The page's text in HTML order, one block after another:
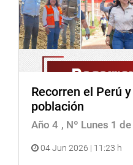
Recorren el Perú
población
Año 4 , Nº Lunes 1
04 Jun 2026 | 11:23 h